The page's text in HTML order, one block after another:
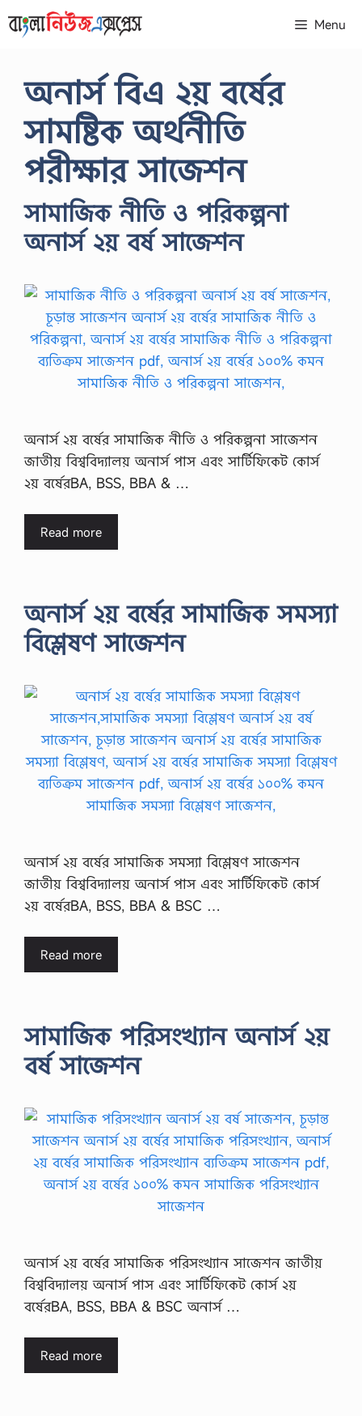
to
Menu
অনার্স বিএ ২য় বর্ষের
সামষ্টিক অর্থনীতি
পরীক্ষার সাজেশন
সামাজিক নীতি ও পরিকল্পনা
অনার্স ২য় বর্ষ সাজেশন
অনার্স ২য় বর্ষের সামাজিক নীতি ও পরিকল্পনা সাজেশন
জাতীয় বিশ্ববিদ্যালয় অনার্স পাস এবং সার্টিফিকেট কোর্স
২য় বর্ষেরBA, BSS, BBA & …
Read more
অনার্স ২য় বর্ষের সামাজিক সমস্যা
বিশ্লেষণ সাজেশন
অনার্স ২য় বর্ষের সামাজিক সমস্যা বিশ্লেষণ সাজেশন
জাতীয় বিশ্ববিদ্যালয় অনার্স পাস এবং সার্টিফিকেট কোর্স
২য় বর্ষেরBA, BSS, BBA & BSC …
Read more
সামাজিক পরিসংখ্যান অনার্স ২য়
বর্ষ সাজেশন
অনার্স ২য় বর্ষের সামাজিক পরিসংখ্যান সাজেশন জাতীয়
বিশ্ববিদ্যালয় অনার্স পাস এবং সার্টিফিকেট কোর্স ২য়
বর্ষেরBA, BSS, BBA & BSC অনার্স …
Read more